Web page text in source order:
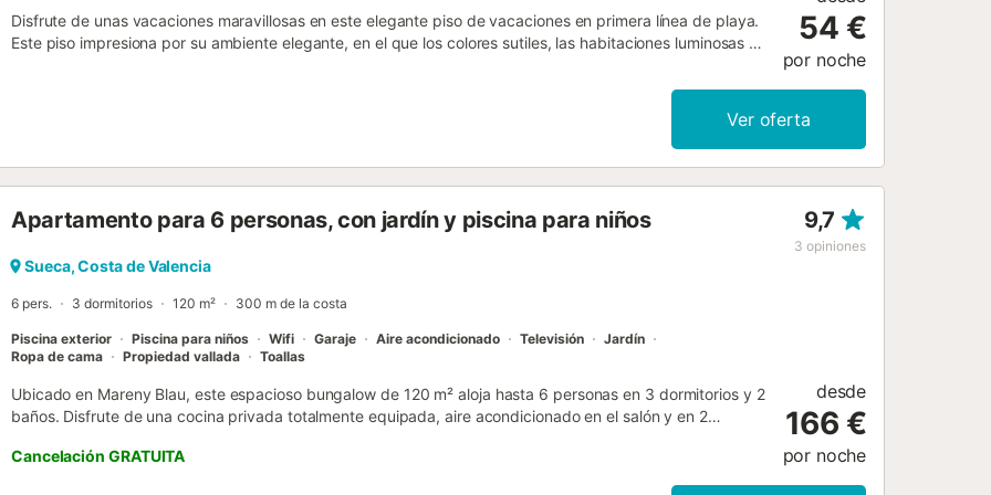
Disfrute de unas vacaciones maravillosas en este elegante piso de vacaciones en primera línea de playa.
Este piso impresiona por su ambiente elegante, en el que los colores sutiles, las habitaciones luminosas y
del mar, acurrúquese en el sofá con un café expreso o vea la última serie en streaming. A continuación,
preparen juntos platos frescos en la cocina y redondeen la velada con una copa de vino. Pasee unos
metros hasta la playa y disfrute de unas horas de relax junto al Mediterráneo. Explore las montañas y
olivares de los alrededores practicando senderismo y ciclismo. Visite el cercano Delta del Ebro, un
locales....
54 €
por noche
Ver oferta
Apartamento para 6 personas, con jardín y piscina para niños 9,7
3 opiniones
Sueca, Costa de Valencia
6 pers. 3 dormitorios 120 m² 300 m de la costa
Piscina exterior Piscina para niños Wifi Garaje Aire acondicionado Televisión
Jardín
Ropa de cama
Propiedad vallada Toallas
Ubicado en Mareny Blau, este espacioso bungalow de 120 m² aloja hasta 6 personas en 3 dormitorios y 2
baños. Disfrute de una cocina privada totalmente equipada, aire acondicionado en el salón y en 2
calefacción, cafetera y barbacoa. La propiedad ha sido renovada recientemente y ofrece un ambiente
luminoso y cómodo, perfecto para familias. Salga a su terraza privada cubierta y a la terraza
Cancelación GRATUITA
desde
166 €
por noche